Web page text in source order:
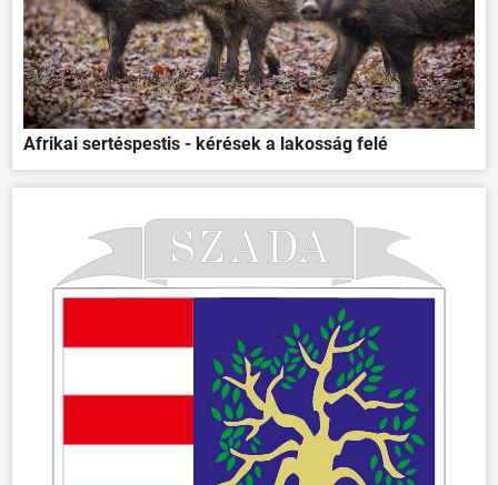
Afrikai sertéspestis - kérések a lakosság felé